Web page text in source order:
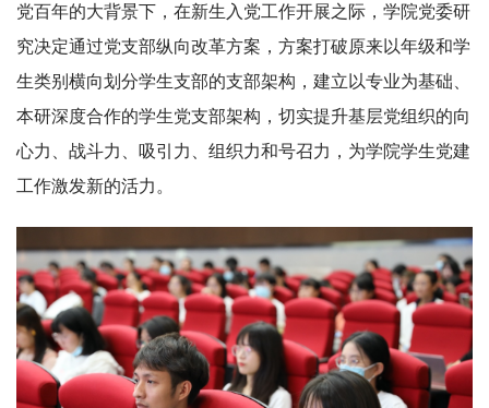
党百年的大背景下，在新生入党工作开展之际，学院党委研
究决定通过党支部纵向改革方案，方案打破原来以年级和学
生类别横向划分学生支部的支部架构，建立以专业为基础、
本研深度合作的学生党支部架构，切实提升基层党组织的向
心力、战斗力、吸引力、组织力和号召力，为学院学生党建
工作激发新的活力。